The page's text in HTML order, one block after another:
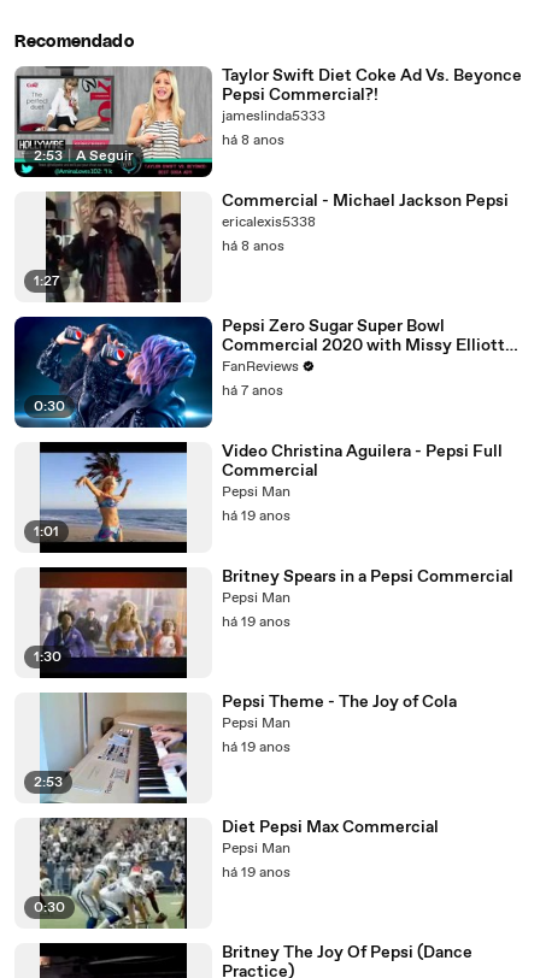
Recomendado
2:53 | A Seguir
Taylor Swift Diet Coke Ad Vs. Beyonce
Pepsi Commercial?!
jameslinda5333
há 8 anos
1:27
Commercial - Michael Jackson Pepsi
ericalexis5338
há 8 anos
0:30
Pepsi Zero Sugar Super Bowl
Commercial 2020 with Missy Elliott
and H.E.R.
FanReviews
há 7 anos
1:01
Video Christina Aguilera - Pepsi Full
Commercial
Pepsi Man
há 19 anos
1:30
Britney Spears in a Pepsi Commercial
Pepsi Man
há 19 anos
2:53
Pepsi Theme - The Joy of Cola
Pepsi Man
há 19 anos
0:30
Diet Pepsi Max Commercial
Pepsi Man
há 19 anos
Britney The Joy Of Pepsi (Dance
Practice)